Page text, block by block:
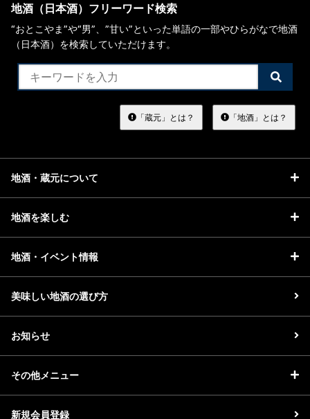
地酒（日本酒）フリーワード検索
“おとこやま”や“男”、”甘い”といった単語の一部やひらがなで地酒
（日本酒）を検索していただけます。
検
索
る
「蔵元」とは？ 「地酒」とは？
地酒・蔵元について
地酒を楽しむ
地酒・イベント情報
美味しい地酒の選び方
お知らせ
その他メニュー
新規会員登録